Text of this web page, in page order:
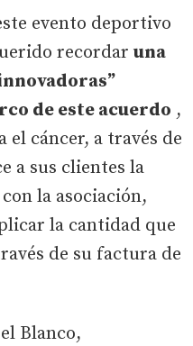
evento deportivo
recordar una
de este acuerdo ,
el cáncer, a través de
a sus clientes la
la asociación,
la cantidad que
de su factura de
Blanco,